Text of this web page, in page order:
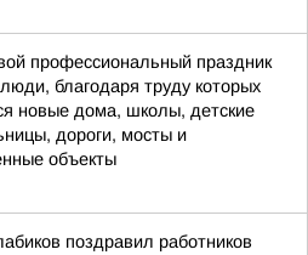
профессиональный праздник
благодаря труду которых
новые дома, школы, детские
дороги, мосты и
объекты
поздравил работников